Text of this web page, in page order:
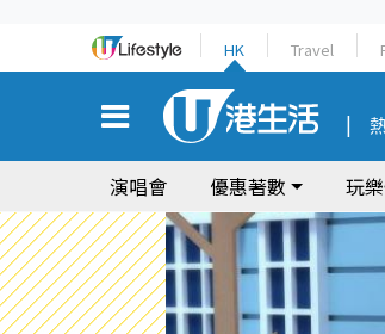
HK Travel
演唱會 優惠著數 玩